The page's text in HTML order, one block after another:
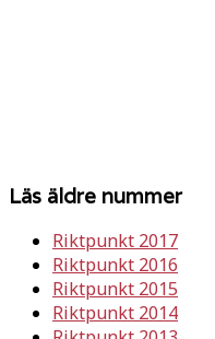
Läs äldre nummer
Riktpunkt 2017
Riktpunkt 2016
Riktpunkt 2015
Riktpunkt 2014